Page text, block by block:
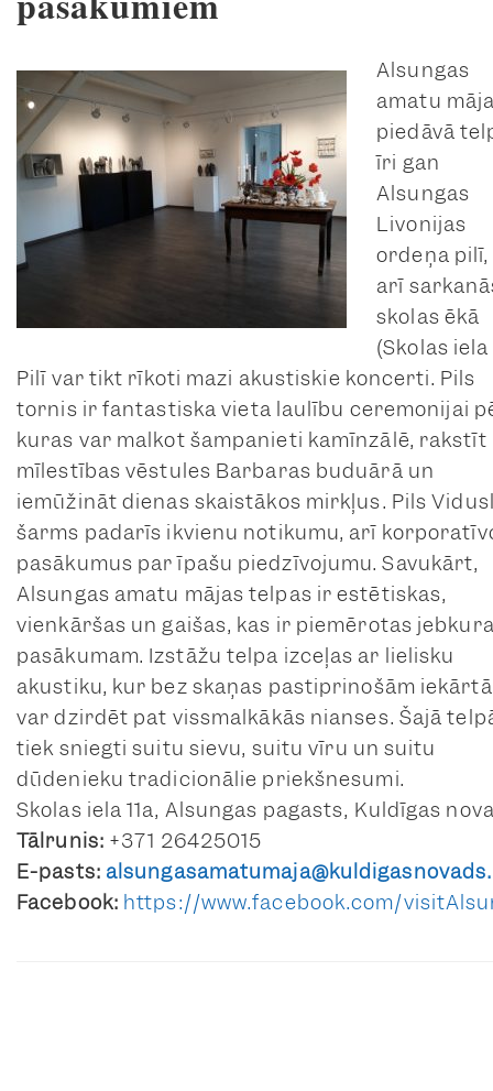
Alsungas
amatu
piedāvā
īri gan
Alsungas
Livonijas
ordeņa pilī,
arī
skolas ēkā
(Skolas iela
Pilī var tikt rīkoti mazi akustiskie koncerti. Pils
tornis ir fantastiska vieta laulību ceremonijai
kuras var malkot šampanieti kamīnzālē, rakstīt
mīlestības vēstules Barbaras buduārā un
iemūžināt dienas skaistākos mirkļus. Pils
šarms padarīs ikvienu notikumu, arī
pasākumus par īpašu piedzīvojumu. Savukārt,
Alsungas amatu mājas telpas ir estētiskas,
vienkāršas un gaišas, kas ir piemērotas
pasākumam. Izstāžu telpa izceļas ar lielisku
akustiku, kur bez skaņas pastiprinošām
var dzirdēt pat vissmalkākās nianses. Šajā
tiek sniegti suitu sievu, suitu vīru un suitu
dūdenieku tradicionālie priekšnesumi.
Skolas iela 11a, Alsungas pagasts, Kuldīgas
Tālrunis: +371 26425015
E-pasts:
Facebook: https://www.facebook.com/